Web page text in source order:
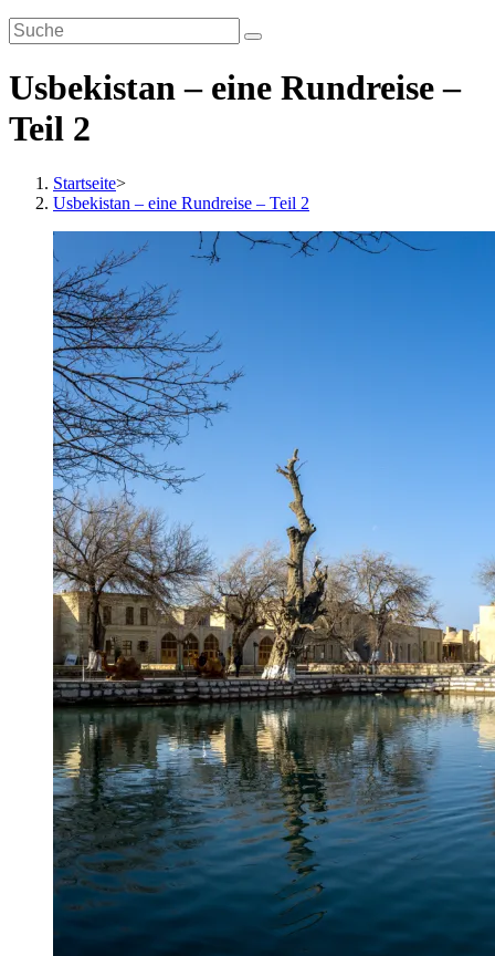
Usbekistan – eine Rundreise –
Teil 2
Startseite>
Usbekistan – eine Rundreise – Teil 2